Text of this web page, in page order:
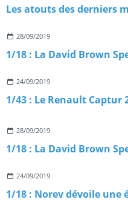
28/09/2019
24/09/2019
28/09/2019
24/09/2019